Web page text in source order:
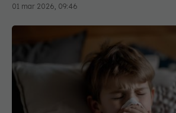
01 mar 2026, 09:46